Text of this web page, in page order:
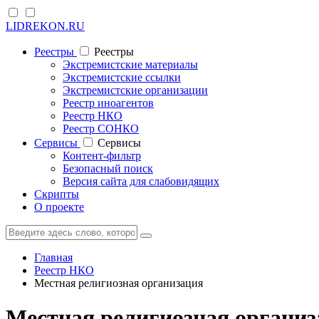
LIDREKON.RU
Реестры
Реестры
Экстремистские материалы
Экстремистские ссылки
Экстремистские организации
Реестр иноагентов
Реестр НКО
Реестр СОНКО
Cервисы
Cервисы
Контент-фильтр
Безопасный поиск
Версия сайта для слабовидящих
Скрипты
О проекте
Главная
Реестр НКО
Местная религиозная организация